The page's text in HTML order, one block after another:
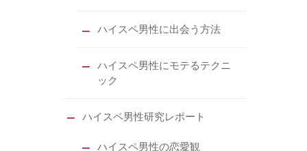
ハイスペ男性に出会う方法
ハイスペ男性にモテるテクニ
ック
ハイスペ男性研究レポート
ハイスペ男性の恋愛観